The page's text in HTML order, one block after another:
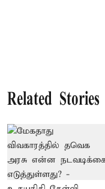
Related Stories